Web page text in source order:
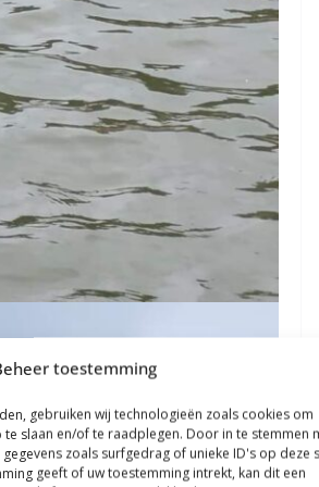
toestemming
gebruiken wij technologieën zoals cookies om
slaan en/of te raadplegen. Door in te stemmen
zoals surfgedrag of unieke ID's op deze
geeft of uw toestemming intrekt, kan dit een